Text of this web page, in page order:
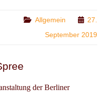
Categories
Allgemein
27.
September 2019
der Berliner